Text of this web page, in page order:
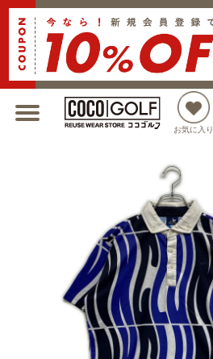
お気に入り
新規会員登録でクーポンプレゼント